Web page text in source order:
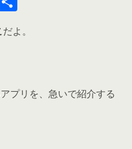
m 有
だよ。
プリを、急いで紹介する